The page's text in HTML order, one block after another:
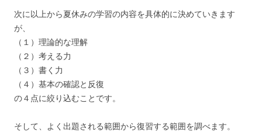
次に以上から夏休みの学習の内容を具体的に決めていきます
が、
（１）理論的な理解
（２）考える力
（３）書く力
（４）基本の確認と反復
の４点に絞り込むことです。
そして、よく出題される範囲から復習する範囲を調べます。